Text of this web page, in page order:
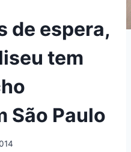
de espera,
tem
São Paulo